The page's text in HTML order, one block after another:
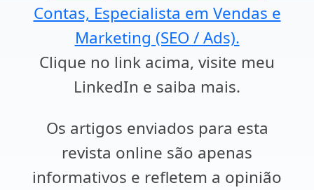
Contas, Especialista em Vendas e
Marketing (SEO / Ads).
Clique no link acima, visite meu
LinkedIn e saiba mais.
Os artigos enviados para esta
revista online são apenas
informativos e refletem a opinião